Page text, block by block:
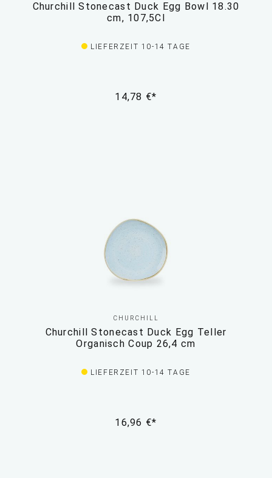
Churchill Stonecast Duck Egg Bowl 18.30
cm, 107,5Cl
LIEFERZEIT 10-14 TAGE
14,78 €*
CHURCHILL
Churchill Stonecast Duck Egg Teller
Organisch Coup 26,4 cm
LIEFERZEIT 10-14 TAGE
16,96 €*